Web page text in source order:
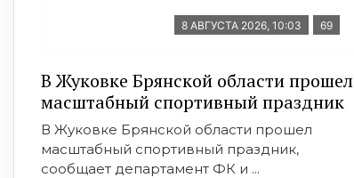
8 АВГУСТА 2026, 10:03 69
В Жуковке Брянской области прошел
масштабный спортивный праздник
В Жуковке Брянской области прошел
масштабный спортивный праздник,
сообщает департамент ФК и ...